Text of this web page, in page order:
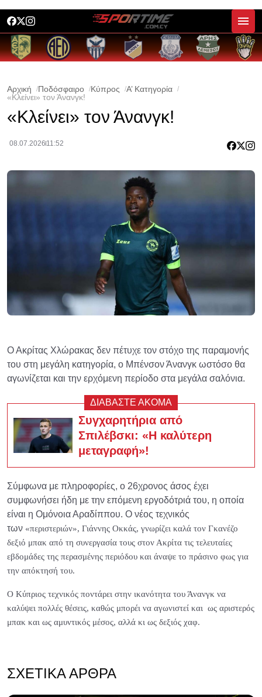
Αρχική Ποδόσφαιρο Κύπρος
Α’ Κατηγορία
«Κλείνει» τον Άνανγκ!
«Κλείνει» τον Άνανγκ!
08.07.2026 11:52
Ο Ακρίτας Χλώρακας δεν πέτυχε τον στόχο της παραμονής
του στη μεγάλη κατηγορία, ο Μπένσον Άνανγκ ωστόσο θα
αγωνίζεται και την ερχόμενη περίοδο στα μεγάλα σαλόνια.
ΔΙΑΒΑΣΤΕ ΑΚΟΜΑ
Συγχαρητήρια από
Σπιλέβσκι: «Η καλύτερη
μεταγραφή»!
Σύμφωνα με πληροφορίες, ο 26χρονος άσος έχει
συμφωνήσει ήδη με την επόμενη εργοδότριά του, η οποία
είναι η Ομόνοια Αραδίππου. Ο νέος τεχνικός
των «περιστεριών», Γιάννης Οκκάς, γνωρίζει καλά τον Γκανέζο
δεξιό μπακ από τη συνεργασία τους στον Ακρίτα τις τελευταίες
εβδομάδες της περασμένης περιόδου και άναψε το πράσινο φως για
την απόκτησή του.
Ο Κύπριος τεχνικός ποντάρει στην ικανότητα του Άνανγκ να
καλύψει πολλές θέσεις, καθώς μπορέι να αγωνιστεί και ως αριστερός
μπακ και ως αμυντικός μέσος, αλλά κι ως δεξιός χαφ.
ΣΧΕΤΙΚΆ ΆΡΘΡΑ